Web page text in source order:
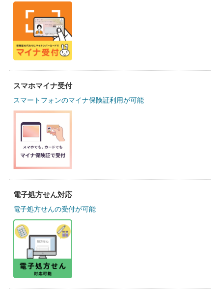
スマホマイナ受付
スマートフォンのマイナ保険証利用が可能
電子処方せん対応
電子処方せんの受付が可能